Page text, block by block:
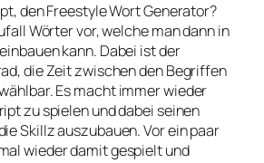
den Freestyle Wort Generator?
Wörter vor, welche man dann in
kann. Dabei ist der
die Zeit zwischen den Begriffen
Es macht immer wieder
zu spielen und dabei seinen
Skillz auszubauen. Vor ein paar
wieder damit gespielt und